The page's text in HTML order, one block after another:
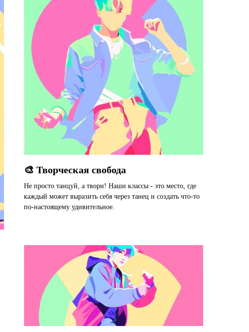
🎨 Творческая свобода
Не просто танцуй, а твори! Наши классы - это место, где
каждый может выразить себя через танец и создать что-то
по-настоящему удивительное.